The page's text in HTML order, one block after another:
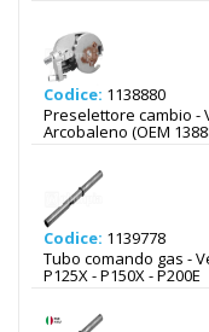
Codice: 1138880
Preselettore cambio -
Arcobaleno (OEM
Codice: 1139778
Tubo comando gas -
P125X - P150X - P200E